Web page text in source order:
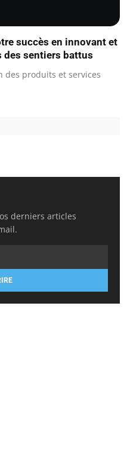
succès en innovant et
sentiers battus
des produits et services
derniers articles